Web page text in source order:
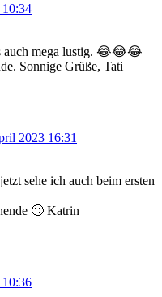
auch mega lustig. 😂😂😂
Sonnige Grüße, Tati
2023 16:31
sehe ich auch beim ersten
🙂 Katrin